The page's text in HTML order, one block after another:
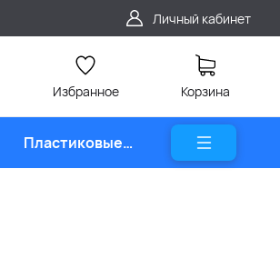
Личный кабинет
Избранное Корзина
Пластиковые
карты